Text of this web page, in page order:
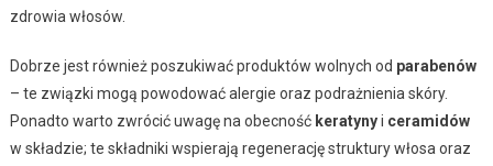
zdrowia włosów.
Dobrze jest również poszukiwać produktów wolnych od parabenów
– te związki mogą powodować alergie oraz podrażnienia skóry.
Ponadto warto zwrócić uwagę na obecność keratynyi ceramidów
w składzie; te składniki wspierają regenerację struktury włosa oraz